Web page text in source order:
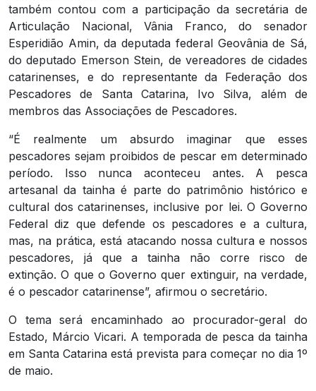
também contou com a participação da secretária de
Articulação Nacional, Vânia Franco, do senador
Esperidião Amin, da deputada federal Geovânia de Sá,
do deputado Emerson Stein, de vereadores de cidades
catarinenses, e do representante da Federação dos
Pescadores de Santa Catarina, Ivo Silva, além de
membros das Associações de Pescadores.
“É realmente um absurdo imaginar que esses
pescadores sejam proibidos de pescar em determinado
período. Isso nunca aconteceu antes. A pesca
artesanal da tainha é parte do patrimônio histórico e
cultural dos catarinenses, inclusive por lei. O Governo
Federal diz que defende os pescadores e a cultura,
mas, na prática, está atacando nossa cultura e nossos
pescadores, já que a tainha não corre risco de
extinção. O que o Governo quer extinguir, na verdade,
é o pescador catarinense”, afirmou o secretário.
O tema será encaminhado ao procurador-geral do
Estado, Márcio Vicari. A temporada de pesca da tainha
em Santa Catarina está prevista para começar no dia 1º
de maio.